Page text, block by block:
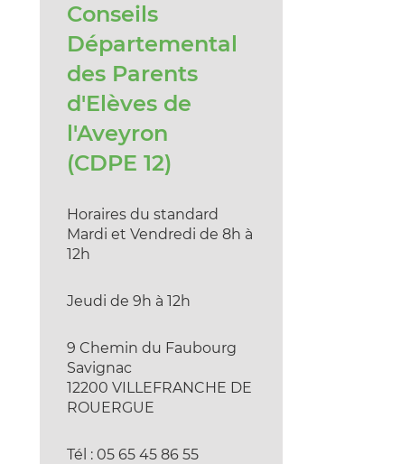
Conseils
Départemental
des Parents
d'Elèves de
l'Aveyron
(CDPE 12)
Horaires du standard
Mardi et Vendredi de 8h à
12h
Jeudi de 9h à 12h
9 Chemin du Faubourg
Savignac
12200 VILLEFRANCHE DE
ROUERGUE
Tél : 05 65 45 86 55